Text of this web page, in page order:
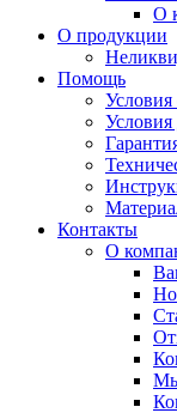
О
О продукции
Помощь
Условия
Контакты
О
Мы